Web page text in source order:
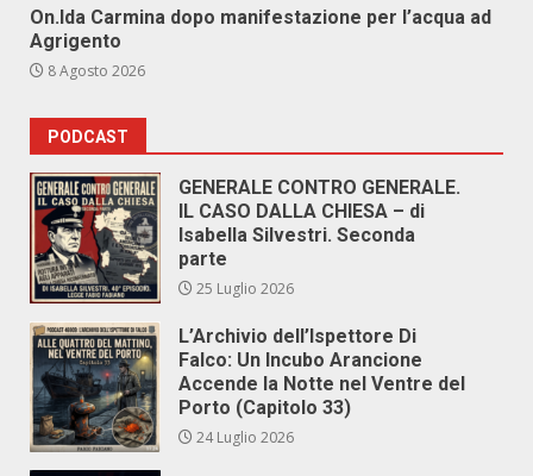
On.Ida Carmina dopo manifestazione per l’acqua ad
Agrigento
8 Agosto 2026
PODCAST
GENERALE CONTRO GENERALE.
IL CASO DALLA CHIESA – di
Isabella Silvestri. Seconda
parte
25 Luglio 2026
L’Archivio dell’Ispettore Di
Falco: Un Incubo Arancione
Accende la Notte nel Ventre del
Porto (Capitolo 33)
24 Luglio 2026